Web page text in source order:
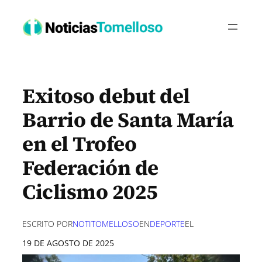
contenido
Exitoso debut del
Barrio de Santa María
en el Trofeo
Federación de
Ciclismo 2025
ESCRITO PORNOTITOMELLOSOENDEPORTEEL
19 DE AGOSTO DE 2025